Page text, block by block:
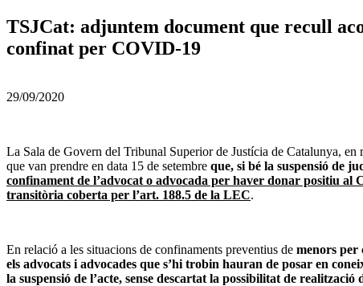
TSJCat: adjuntem document que recull
confinat per COVID-19
29/09/2020
La Sala de Govern del Tribunal Superior de Justícia de Catalunya,
que van prendre en data 15 de setembre que, si bé la suspensió de
confinament de l’advocat o advocada per haver donar positiu al
transitòria coberta per l’art. 188.5 de la LEC.
En relació a les situacions de confinaments preventius de menors per
els advocats i advocades que s’hi trobin hauran de posar en
la suspensió de l’acte, sense descartat la possibilitat de